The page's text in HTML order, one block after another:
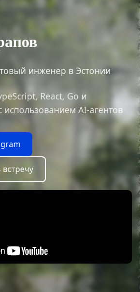
инженер в Эстонии
React, Go и
использованием AI-агентов